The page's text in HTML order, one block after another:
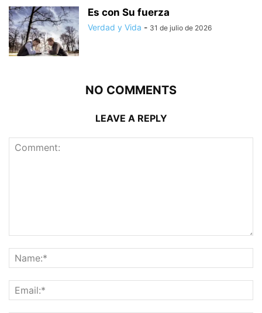
Es con Su fuerza
Verdad y Vida - 31 de julio de 2026
NO COMMENTS
LEAVE A REPLY